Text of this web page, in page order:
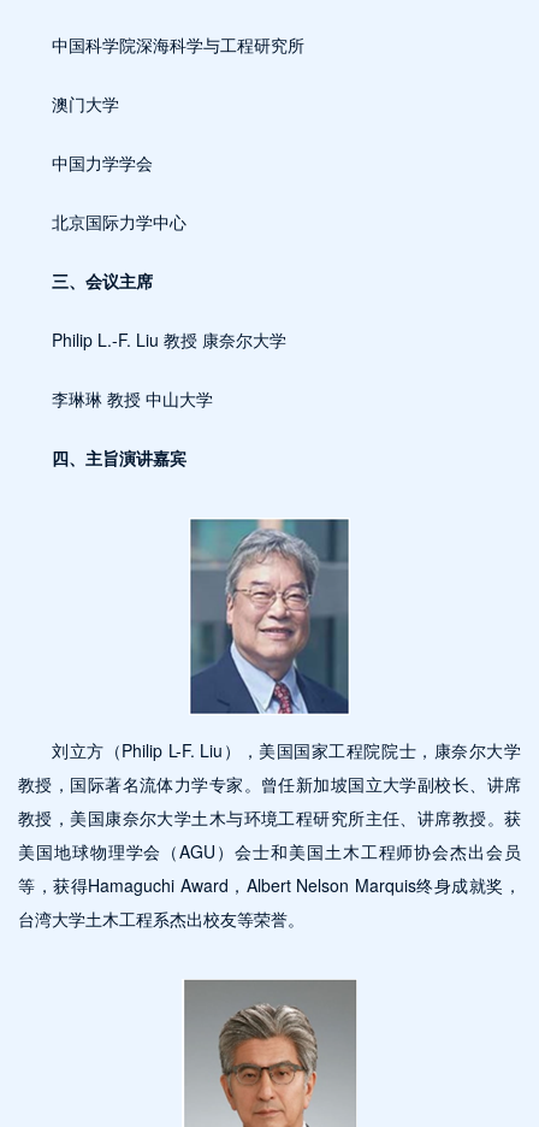
中国科学院深海科学与工程研究所
澳门大学
中国力学学会
北京国际力学中心
三、会议主席
Philip L.-F. Liu 教授 康奈尔大学
李琳琳 教授 中山大学
四、主旨演讲嘉宾
刘立方（Philip L-F. Liu），美国国家工程院院士，康奈尔大学
教授，国际著名流体力学专家。曾任新加坡国立大学副校长、讲席
教授，美国康奈尔大学土木与环境工程研究所主任、讲席教授。获
美国地球物理学会（AGU）会士和美国土木工程师协会杰出会员
等，获得Hamaguchi Award，Albert Nelson Marquis终身成就奖，
台湾大学土木工程系杰出校友等荣誉。